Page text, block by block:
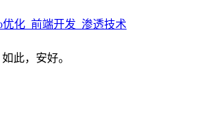
优化_前端开发_渗透技术
此，安好。